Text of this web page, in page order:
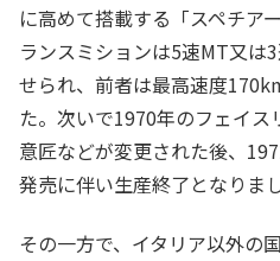
に高めて搭載する「スペチア
ランスミションは5速MT又は
せられ、前者は最高速度
た。次いで1970年のフェイ
意匠などが変更された後、
発売に伴い生産終了となりまし
その一方で、イタリア以外の